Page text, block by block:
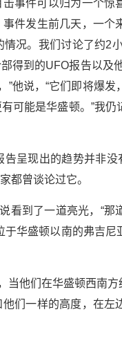
击事件可以归为一个
件发生前几天，一个
况。我们讨论了约2
得到的UFO报告以及
”他说，“它们即将爆
可能是华盛顿。”我
呈现出的趋势并非没
都曾谈论过它。
看到了一道亮光，“
华盛顿以南的弗吉
当他们在华盛顿西南
们一样的高度，在左